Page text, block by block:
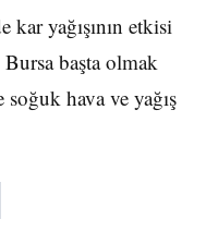
yağışının etkisi
başta olmak
hava ve yağış